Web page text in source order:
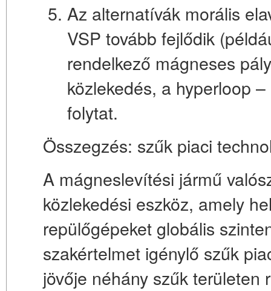
Az alternatívák morális
VSP tovább fejlődik
rendelkező mágneses
közlekedés, a hyperloop
folytat.
Összegzés: szűk piaci
A mágneslevítési jármű
közlekedési eszköz, amely
repülőgépeket globális
szakértelmet igénylő szűk
jövője néhány szűk területen